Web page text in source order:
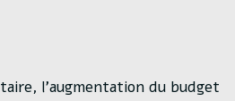
l’augmentation du budget